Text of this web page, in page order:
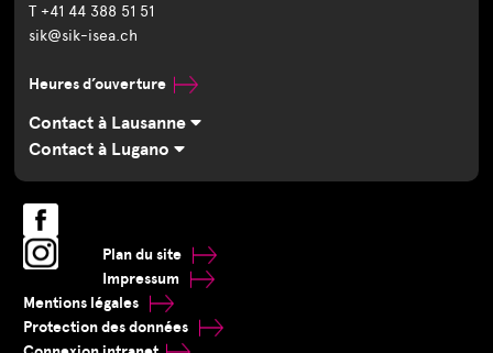
T +41 44 388 51 51
sik@sik-isea.ch
Heures d’ouverture
Contact à Lausanne
Contact à Lugano
Plan du site
Impressum
Mentions légales
Protection des données